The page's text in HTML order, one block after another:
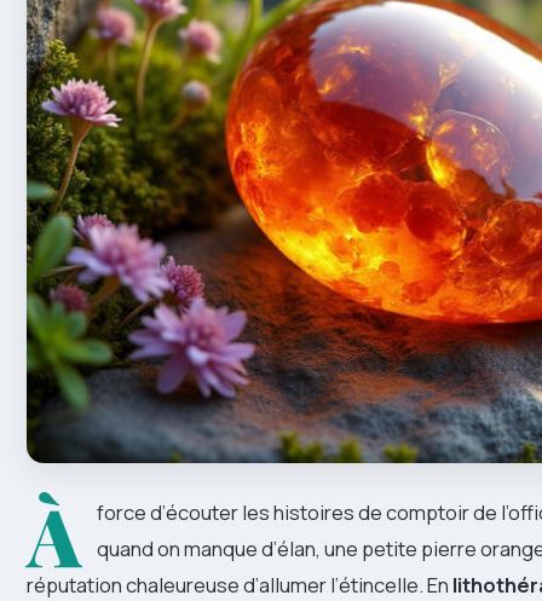
À force d’écouter les histoires de comptoir de
quand on manque d’élan, une petite pierre
réputation chaleureuse d’allumer l’étincelle. En